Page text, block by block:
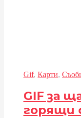
Gif, Карти,
GIF за
горящи